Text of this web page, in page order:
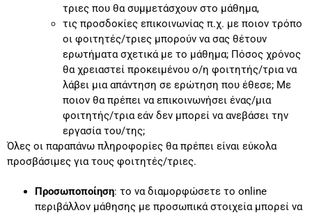
τριες που θα συμμετάσχουν στο μάθημα,
τις προσδοκίες επικοινωνίας π.χ. με ποιον τρόπο
οι φοιτητές/τριες μπορούν να σας θέτουν
ερωτήματα σχετικά με το μάθημα; Πόσος χρόνος
θα χρειαστεί προκειμένου ο/η φοιτητής/τρια να
λάβει μια απάντηση σε ερώτηση που έθεσε; Με
ποιον θα πρέπει να επικοινωνήσει ένας/μια
φοιτητής/τρια εάν δεν μπορεί να ανεβάσει την
εργασία του/της;
Όλες οι παραπάνω πληροφορίες θα πρέπει είναι εύκολα
προσβάσιμες για τους φοιτητές/τριες.
Προσωποποίηση: το να διαμορφώσετε το online
περιβάλλον μάθησης με προσωπικά στοιχεία μπορεί να